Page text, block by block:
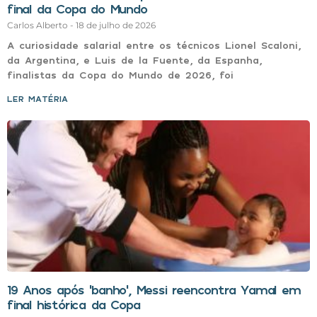
final da Copa do Mundo
Carlos Alberto 18 de julho de 2026
A curiosidade salarial entre os técnicos Lionel Scaloni,
da Argentina, e Luis de la Fuente, da Espanha,
finalistas da Copa do Mundo de 2026, foi
LER MATÉRIA »
19 Anos após ‘banho’, Messi reencontra Yamal em
final histórica da Copa